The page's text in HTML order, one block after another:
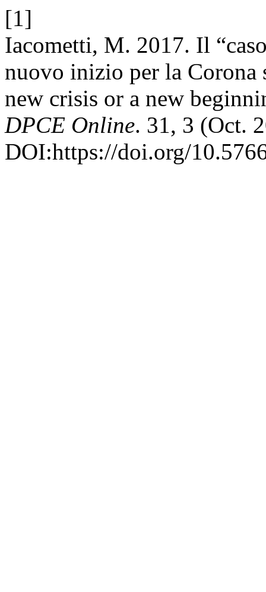
[1]
Iacometti, M. 2017. Il
nuovo inizio per la Corona
new crisis or a new
DPCE Online. 31, 3 (Oct.
DOI:https://doi.org/